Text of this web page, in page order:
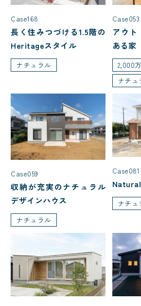
Case168
長く住みつづける1.5階の
Heritageスタイル
ナチュラル
Case053
アウト
ある家
2,000
ナチュ
Case059
収納が充実のナチュラル
デザインハウス
ナチュラル
Case081
ナチュ